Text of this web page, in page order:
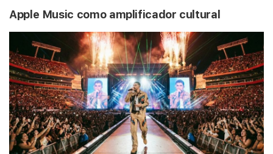
Apple Music como amplificador cultural